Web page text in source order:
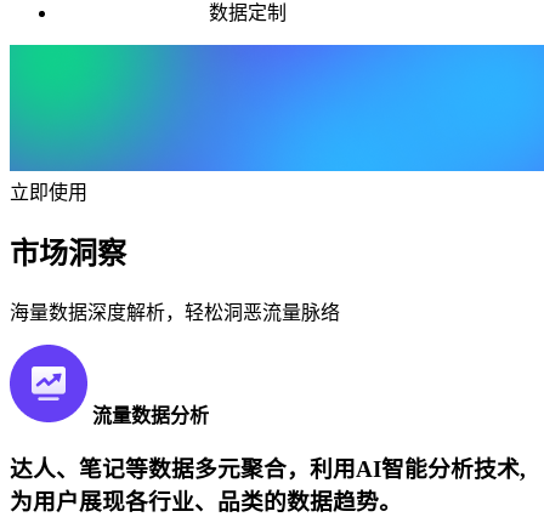
数据定制
立即使用
市场洞察
海量数据深度解析，轻松洞恶流量脉络
流量数据分析
达人、笔记等数据多元聚合，利用AI智能分析技术,
为用户展现各行业、品类的数据趋势。